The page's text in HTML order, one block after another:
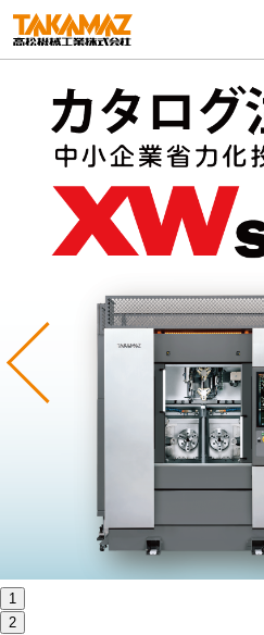
各種お問い合わせ・部品注文
採用に関してはこちらから
企業情報
展示会・イベント
コラム
製品ラインナップ
サステナビリティ
Previous
1
2